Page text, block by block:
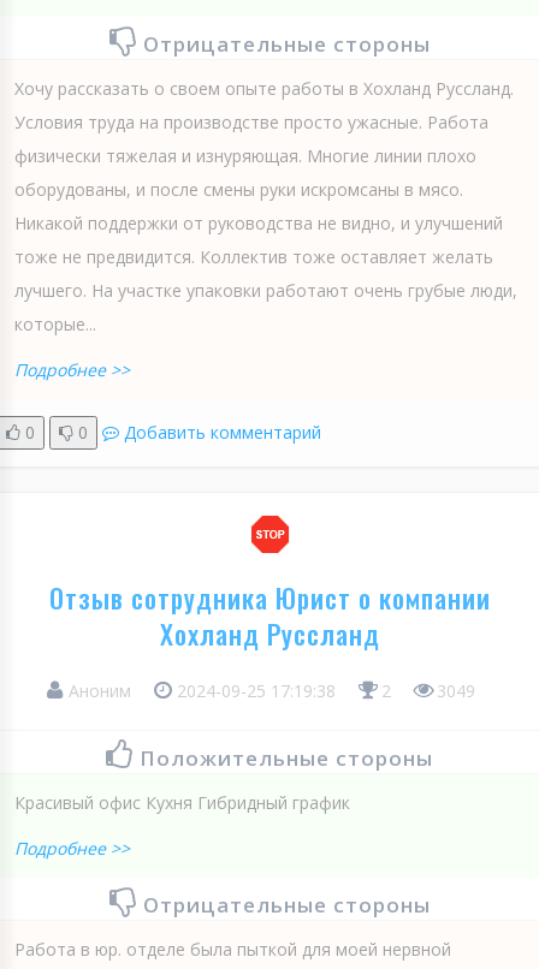
Отрицательные стороны
Хочу рассказать о своем опыте работы в Хохланд Руссланд.
Условия труда на производстве просто ужасные. Работа
физически тяжелая и изнуряющая. Многие линии плохо
оборудованы, и после смены руки искромсаны в мясо.
Никакой поддержки от руководства не видно, и улучшений
тоже не предвидится. Коллектив тоже оставляет желать
лучшего. На участке упаковки работают очень грубые люди,
которые...
Подробнее >>
0 0 Добавить комментарий
Отзыв сотрудника Юрист о компании
Хохланд Руссланд
Аноним 2024-09-25 17:19:38 2 3049
Положительные стороны
Красивый офис Кухня Гибридный график
Подробнее >>
Отрицательные стороны
Работа в юр. отделе была пыткой для моей нервной